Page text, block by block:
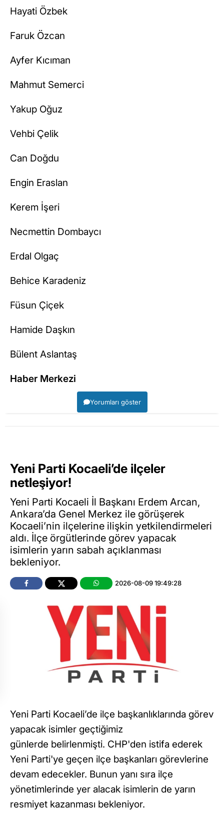
Hayati Özbek
Faruk Özcan
Ayfer Kıcıman
Mahmut Semerci
Yakup Oğuz
Vehbi Çelik
Can Doğdu
Engin Eraslan
Kerem İşeri
Necmettin Dombaycı
Erdal Olgaç
Behice Karadeniz
Füsun Çiçek
Hamide Daşkın
Bülent Aslantaş
Haber Merkezi
Yorumları göster
Yeni Parti Kocaeli’de ilçeler
netleşiyor!
Yeni Parti Kocaeli İl Başkanı Erdem Arcan,
Ankara’da Genel Merkez ile görüşerek
Kocaeli’nin ilçelerine ilişkin yetkilendirmeleri
aldı. İlçe örgütlerinde görev yapacak
isimlerin yarın sabah açıklanması
bekleniyor.
2026-08-09 19:49:28
Yeni Parti Kocaeli’de ilçe başkanlıklarında görev
yapacak isimler geçtiğimiz
günlerde belirlenmişti. CHP'den istifa ederek
Yeni Parti'ye geçen ilçe başkanları görevlerine
devam edecekler. Bunun yanı sıra ilçe
yönetimlerinde yer alacak isimlerin de yarın
resmiyet kazanması bekleniyor.